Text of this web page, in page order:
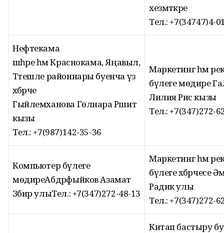
хезмәткәре
Тел.: +7(34747)4-
Нефтекама
шәһәре һәм Краснокама, Яңавыл,
Тәтешле районнары буенча үз
хәбәрче
Гыйлемханова Гөлнара Рәшит
кызы
Тел.: +7(987)142-35-36
Маркетинг һәм
бүлеге мөдире
Лилия Рәис кызы
Тел.: +7(347)272-
Компьютер бүлеге
мөдиреАбдрәфыйков Азамат
Зәбир улыТел.: +7(347)272-48-13
Маркетинг һәм
бүлеге хәбәрчесе
Радик улы
Тел.: +7(347)272-
Китап бастыру